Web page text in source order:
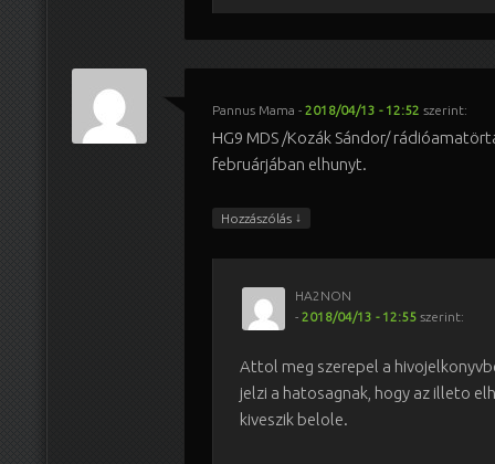
Pannus Mama - 2018/04/13 - 12:52 szerint:
HG9 MDS /Kozák Sándor/
februárjában elhunyt.
Hozzászólás ↓
HA2NON
- 2018/04/13 - 12:55 szerint:
Attol meg szerepel a
jelzi a hatosagnak, hogy az illeto
kiveszik belole.